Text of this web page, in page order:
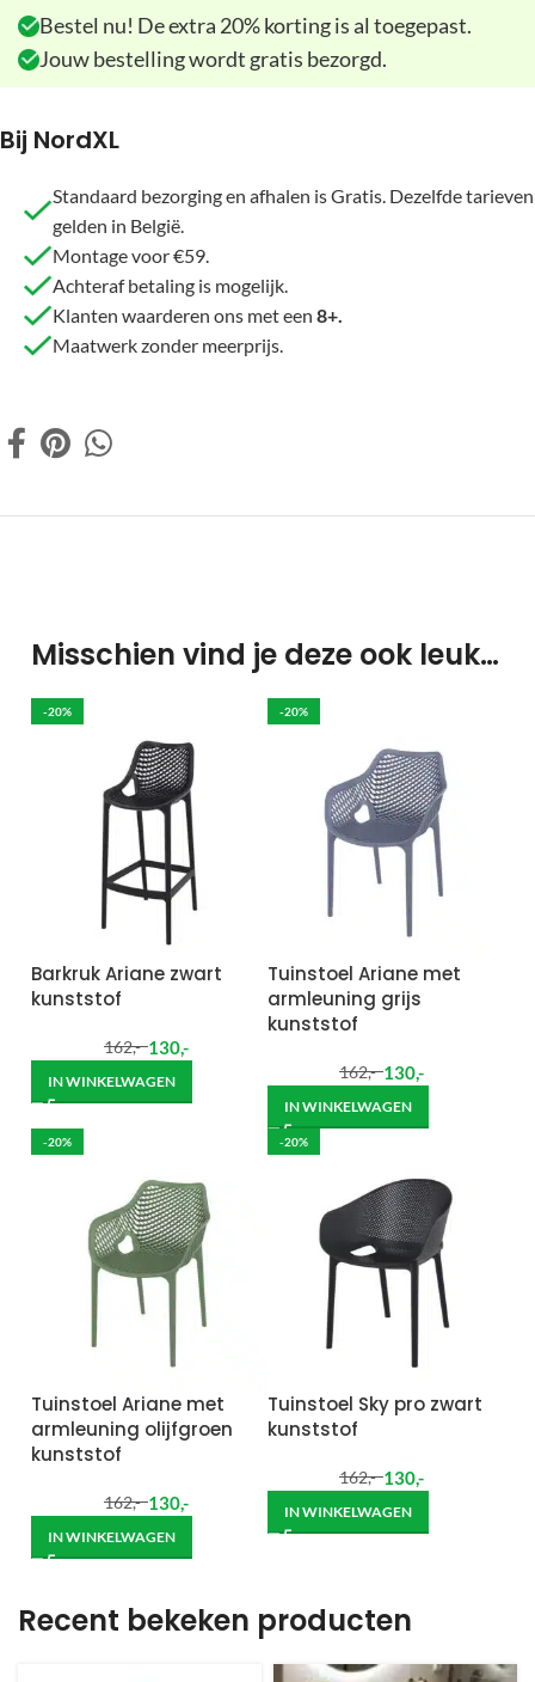
Bestel nu! De extra 20% korting is al toegepast.
Jouw bestelling wordt gratis bezorgd.
Bij NordXL
Standaard bezorging en afhalen is Gratis. Dezelfde tarieven
gelden in België.
Montage voor €59.
Achteraf betaling is mogelijk.
Klanten waarderen ons met een 8+.
Maatwerk zonder meerprijs.
Misschien vind je deze ook leuk…
-20%
Barkruk Ariane zwart
kunststof
162,- 130,-
IN WINKELWAGEN
-20%
Tuinstoel Ariane met
armleuning grijs
kunststof
162,- 130,-
IN WINKELWAGEN
-20%
Tuinstoel Ariane met
armleuning olijfgroen
kunststof
162,- 130,-
IN WINKELWAGEN
-20%
Tuinstoel Sky pro zwart
kunststof
162,- 130,-
IN WINKELWAGEN
Recent bekeken producten